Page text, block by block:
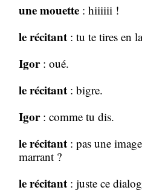
une mouette: hiiiiii !
le récitant: tu te tires en
Igor: oué.
le récitant: bigre.
Igor: comme tu dis.
le récitant: pas une
marrant ?
le récitant: juste ce